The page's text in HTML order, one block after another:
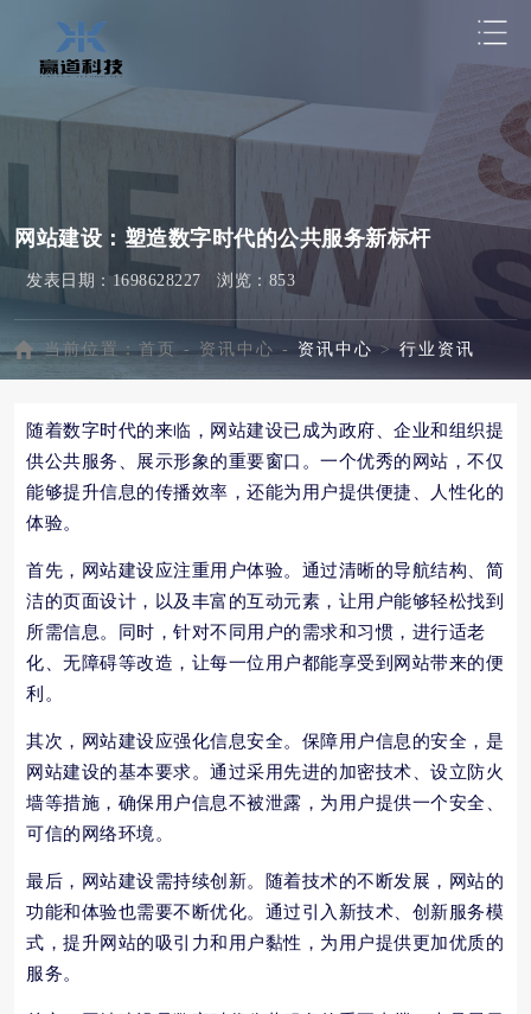
网站建设：塑造数字时代的公共服务新标杆
发表日期：1698628227 浏览：853
当前位置：首页 - 资讯中心 - 资讯中心 >行业资讯
随着数字时代的来临，网站建设已成为政府、企业和组织提
供公共服务、展示形象的重要窗口。一个优秀的网站，不仅
能够提升信息的传播效率，还能为用户提供便捷、人性化的
体验。
首先，网站建设应注重用户体验。通过清晰的导航结构、简
洁的页面设计，以及丰富的互动元素，让用户能够轻松找到
所需信息。同时，针对不同用户的需求和习惯，进行适老
化、无障碍等改造，让每一位用户都能享受到网站带来的便
利。
其次，网站建设应强化信息安全。保障用户信息的安全，是
网站建设的基本要求。通过采用先进的加密技术、设立防火
墙等措施，确保用户信息不被泄露，为用户提供一个安全、
可信的网络环境。
最后，网站建设需持续创新。随着技术的不断发展，网站的
功能和体验也需要不断优化。通过引入新技术、创新服务模
式，提升网站的吸引力和用户黏性，为用户提供更加优质的
服务。